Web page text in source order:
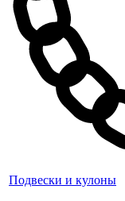
Подвески и кулоны